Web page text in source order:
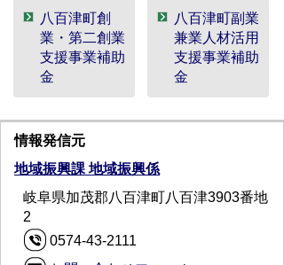
八百津町創
業・第二創業
支援事業補助
金
八百津町副業
兼業人材活用
支援事業補助
金
情報発信元
地域振興課 地域振興係
岐阜県加茂郡八百津町八百津3903番地
2
0574-43-2111